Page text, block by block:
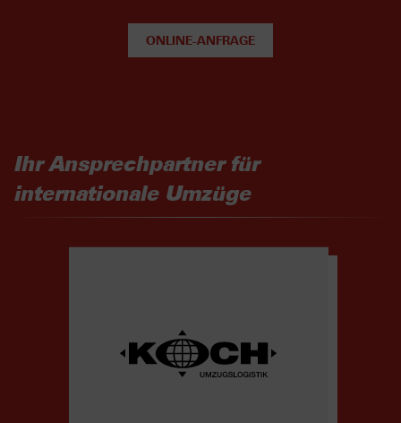
ONLINE-ANFRAGE
Ihr Ansprechpartner für
internationale Umzüge